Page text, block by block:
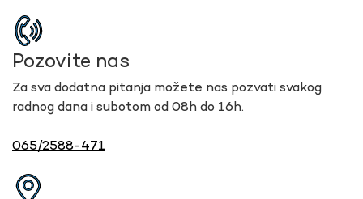
Pozovite nas
Za sva dodatna pitanja možete nas pozvati svakog
radnog dana i subotom od 08h do 16h.
065/2588-471